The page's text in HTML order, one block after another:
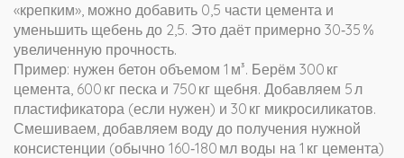
«крепким», можно добавить 0,5 части цемента и
уменьшить щебень до 2,5. Это даёт примерно 30‑35 %
увеличенную прочность.
Пример: нужен бетон объемом 1 м³. Берём 300 кг
цемента, 600 кг песка и 750 кг щебня. Добавляем 5 л
пластификатора (если нужен) и 30 кг микросиликатов.
Смешиваем, добавляем воду до получения нужной
консистенции (обычно 160‑180 мл воды на 1 кг цемента)